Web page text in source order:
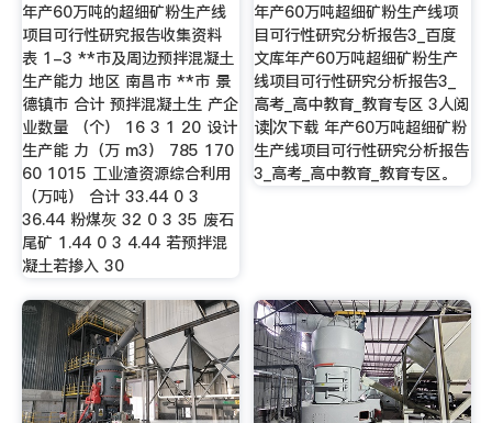
年产60万吨的超细矿粉生产线
项目可行性研究报告收集资料
表 1-3 **市及周边预拌混凝土
生产能力 地区 南昌市 **市 景
德镇市 合计 预拌混凝土生 产企
业数量 （个） 16 3 1 20 设计
生产能 力（万 m3） 785 170
60 1015 工业渣资源综合利用
（万吨） 合计 33.44 0 3
36.44 粉煤灰 32 0 3 35 废石
尾矿 1.44 0 3 4.44 若预拌混
凝土若掺入 30
年产60万吨超细矿粉生产线项
目可行性研究分析报告3_百度
文库年产60万吨超细矿粉生产
线项目可行性研究分析报告3_
高考_高中教育_教育专区 3人阅
读|次下载 年产60万吨超细矿粉
生产线项目可行性研究分析报告
3_高考_高中教育_教育专区。